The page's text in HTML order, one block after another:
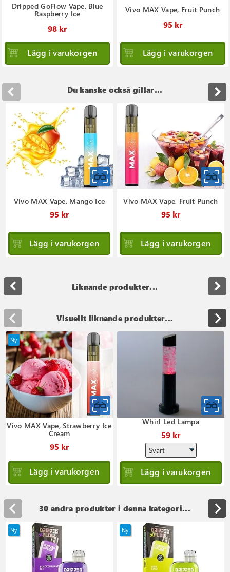
Dripped GoFlow Vape, Blue
Raspberry Ice
98 kr
Lägg i varukorgen
Vivo MAX Vape, Fruit Punch
95 kr
Lägg i varukorgen
Du kanske också gillar...
Vivo MAX Vape, Mango Ice
95 kr
Lägg i varukorgen
Vivo MAX Vape, Fruit Punch
95 kr
Lägg i varukorgen
Liknande produkter...
navigate_before navigate_next
Visuellt liknande produkter...
Ny
Vivo MAX Vape, Strawberry Ice
Cream
95 kr
Lägg i varukorgen
Whirl Led Lampa
59 kr
Lägg i varukorgen
30 andra produkter i denna kategori...
Ny Ny